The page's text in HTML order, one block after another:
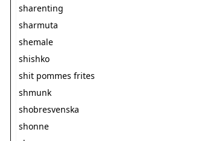
sharenting
sharmuta
shemale
shishko
shit pommes frites
shmunk
shobresvenska
shonne